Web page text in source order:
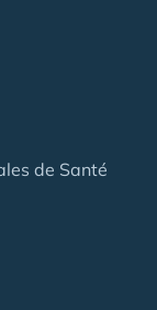
de Santé